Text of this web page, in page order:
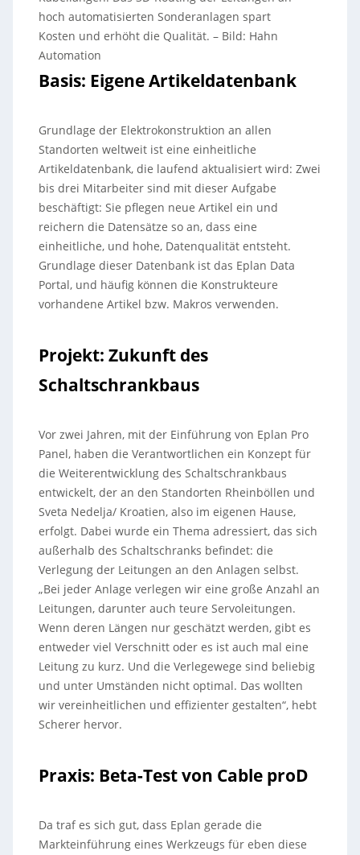
hoch automatisierten Sonderanlagen spart
Kosten und erhöht die Qualität. – Bild: Hahn
Automation
Basis: Eigene Artikeldatenbank
Grundlage der Elektrokonstruktion an allen
Standorten weltweit ist eine einheitliche
Artikeldatenbank, die laufend aktualisiert wird: Zwei
bis drei Mitarbeiter sind mit dieser Aufgabe
beschäftigt: Sie pflegen neue Artikel ein und
reichern die Datensätze so an, dass eine
einheitliche, und hohe, Datenqualität entsteht.
Grundlage dieser Datenbank ist das Eplan Data
Portal, und häufig können die Konstrukteure
vorhandene Artikel bzw. Makros verwenden.
Projekt: Zukunft des
Schaltschrankbaus
Vor zwei Jahren, mit der Einführung von Eplan Pro
Panel, haben die Verantwortlichen ein Konzept für
die Weiterentwicklung des Schaltschrankbaus
entwickelt, der an den Standorten Rheinböllen und
Sveta Nedelja/ Kroatien, also im eigenen Hause,
erfolgt. Dabei wurde ein Thema adressiert, das sich
außerhalb des Schaltschranks befindet: die
Verlegung der Leitungen an den Anlagen selbst.
„Bei jeder Anlage verlegen wir eine große Anzahl an
Leitungen, darunter auch teure Servoleitungen.
Wenn deren Längen nur geschätzt werden, gibt es
entweder viel Verschnitt oder es ist auch mal eine
Leitung zu kurz. Und die Verlegewege sind beliebig
und unter Umständen nicht optimal. Das wollten
wir vereinheitlichen und effizienter gestalten“, hebt
Scherer hervor.
Praxis: Beta-Test von Cable proD
Da traf es sich gut, dass Eplan gerade die
Markteinführung eines Werkzeugs für eben diese